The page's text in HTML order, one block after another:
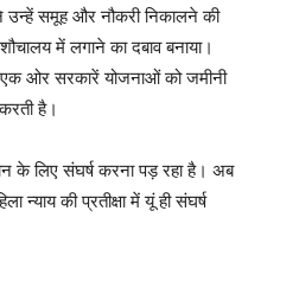
उन्हें समूह और नौकरी निकालने की
में लगाने का दबाव बनाया।
ओर सरकारें योजनाओं को जमीनी
है।
के लिए संघर्ष करना पड़ रहा है। अब
न्याय की प्रतीक्षा में यूं ही संघर्ष